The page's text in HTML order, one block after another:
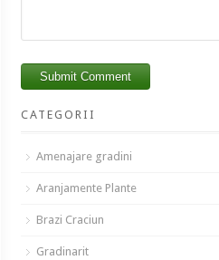
CATEGORII
Amenajare gradini
Aranjamente Plante
Brazi Craciun
Gradinarit